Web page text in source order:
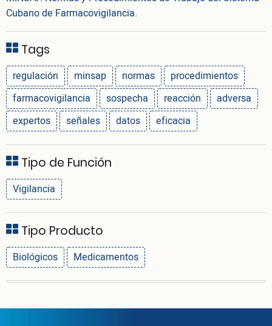
Cubano de Farmacovigilancia.
Tags
regulación minsap normas
procedimientos
farmacovigilancia
sospecha reacción
adversa
expertos
señales datos eficacia
Tipo de Función
Vigilancia
Tipo Producto
Biológicos Medicamentos